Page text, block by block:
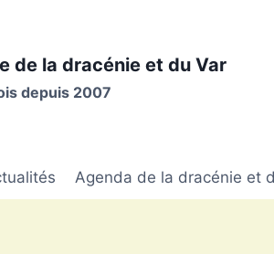
de la dracénie et du Var
depuis 2007
Agenda de la dracénie et